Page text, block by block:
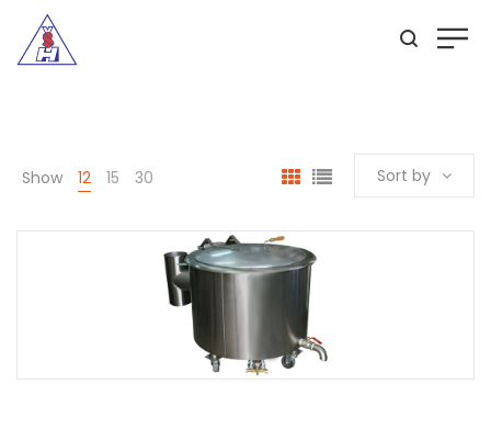
Show 12 15 30 Sort by